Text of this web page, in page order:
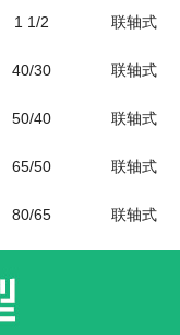
1 1/2 联轴式
40/30 联轴式
50/40 联轴式
65/50 联轴式
80/65 联轴式